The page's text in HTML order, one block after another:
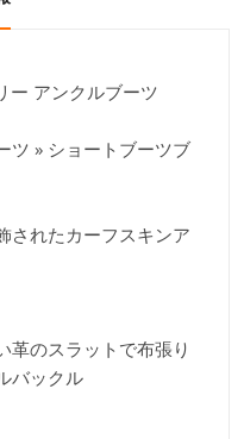
ー アンクルブーツ
ツ » ショートブーツブ
されたカーフスキンア
革のスラットで布張り
バックル